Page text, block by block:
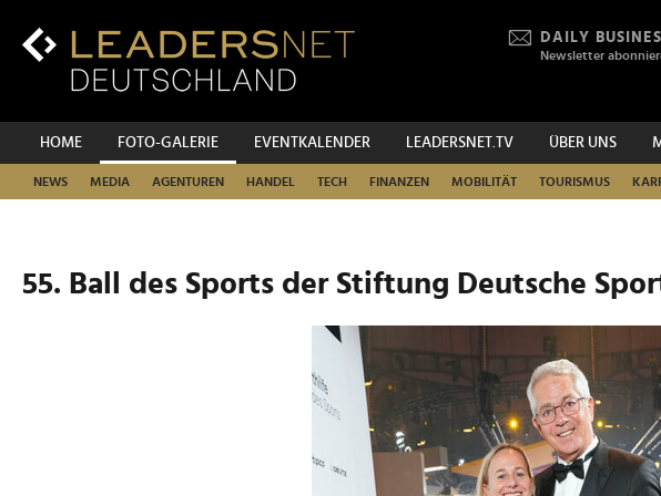
Inhalt
Hauptnavigation
DAILY
Newsletter
HOME FOTO-GALERIE EVENTKALENDER LEADERSNET.TV ÜBER UNS
NEWS MEDIA AGENTUREN HANDEL TECH FINANZEN MOBILITÄT TOURISMUS
55. Ball des Sports der Stiftung Deutsche